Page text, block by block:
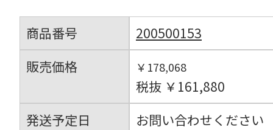
商品番号
200500153
販売価格
￥178,068
税抜 ￥161,880
発送予定日
お問い合わせください